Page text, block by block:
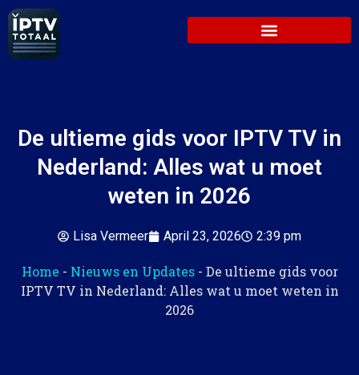
De ultieme gids voor IPTV TV in
Nederland: Alles wat u moet
weten in 2026
Lisa Vermeer April 23, 2026 2:39 pm
Home - Nieuws en Updates- De ultieme gids voor
IPTV TV in Nederland: Alles wat u moet weten in
2026